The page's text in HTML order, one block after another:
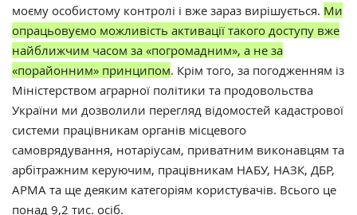
моєму особистому контролі і вже зараз вирішується. Ми
опрацьовуємо можливість активації такого доступу вже
найближчим часом за «погромадним», а не за
«порайонним» принципом. Крім того, за погодженням із
Міністерством аграрної політики та продовольства
України ми дозволили перегляд відомостей кадастрової
системи працівникам органів місцевого
самоврядування, нотаріусам, приватним виконавцям та
арбітражним керуючим, працівникам НАБУ, НАЗК, ДБР,
АРМА та ще деяким категоріям користувачів. Всього це
понад 9,2 тис. осіб.